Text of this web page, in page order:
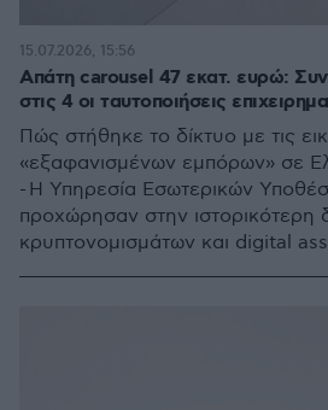
Απάτη carousel 47 εκατ. ευρώ:
στις 4 οι ταυτοποιήσεις
Πώς στήθηκε το δίκτυο με τις
«εξαφανισμένων εμπόρων» σε
- Η Υπηρεσία Εσωτερικών
προχώρησαν στην ιστορικότερη
κρυπτονομισμάτων και digital
15.07.2026, 15:56